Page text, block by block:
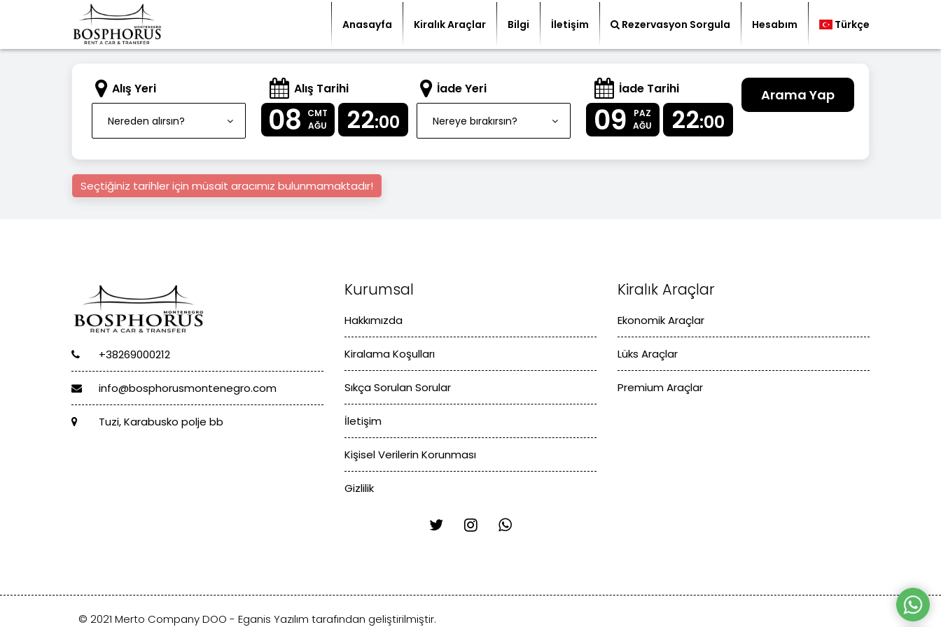
Anasayfa Kiralık Araçlar Bilgi İletişim Rezervasyon Sorgula Hesabım Türkçe
Alış Yeri
Nereden alırsın?
Alış Tarihi
08
CMT
AĞU
22:00
İade Yeri
Nereye bırakırsın?
İade Tarihi
09
PAZ
AĞU
22:00
Arama Yap
Seçtiğiniz tarihler için müsait aracımız bulunmamaktadır!
+38269000212
info@bosphorusmontenegro.com
Tuzi, Karabusko polje bb
Kurumsal
Hakkımızda
Kiralama Koşulları
Sıkça Sorulan Sorular
İletişim
Kişisel Verilerin Korunması
Gizlilik
Kiralık Araçlar
Ekonomik Araçlar
Lüks Araçlar
Premium Araçlar
© 2021 Merto Company DOO - Eganis Yazılım tarafından geliştirilmiştir.